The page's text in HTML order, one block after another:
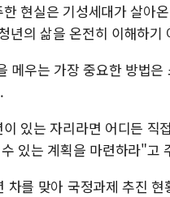
현실은 기성세대가 살아
년의 삶을 온전히 이해하기
메우는 가장 중요한 방법
있는 자리라면 어디든
있는 계획을 마련하라"고
차를 맞아 국정과제 추진